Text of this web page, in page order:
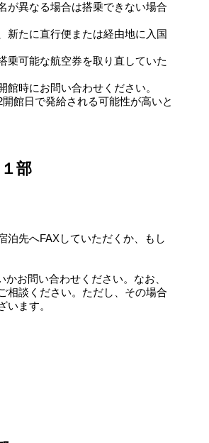
が異なる場合は搭乗できない場合
新たに直行便または経由地に入国
乗可能な航空券を取り直していた
時にお問い合わせください。
館日で発給される可能性が高いと
部
泊先へFAXしていただくか、もし
お問い合わせください。なお、
相談ください。ただし、その場合
ます。